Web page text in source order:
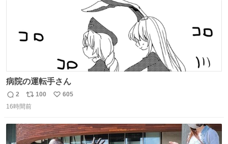
病院の運転手さん
返
信
2
リ
ポ
ト
数
100
い
数
605
16時間前